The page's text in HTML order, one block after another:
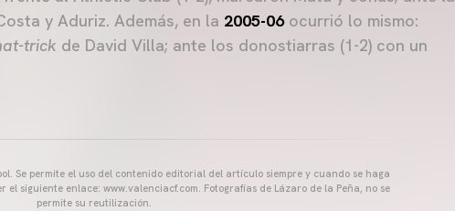
y Aduriz. Además, en la 2005-06ocurrió lo mismo:
trick de David Villa; ante los donostiarras (1-2) con un
Se permite el uso del contenido editorial del artículo siempre y cuando se haga
siguiente enlace: www.valenciacf.com. Fotografías de Lázaro de la Peña, no se
permite su reutilización.